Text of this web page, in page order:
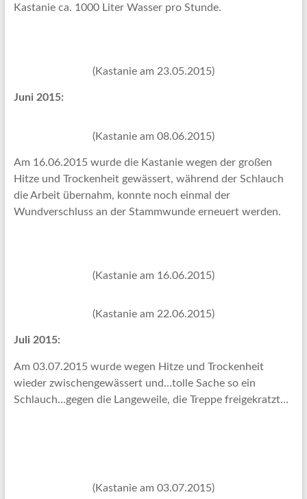
Kastanie ca. 1000 Liter Wasser pro Stunde.
(Kastanie am 23.05.2015)
Juni 2015:
(Kastanie am 08.06.2015)
Am 16.06.2015 wurde die Kastanie wegen der großen
Hitze und Trockenheit gewässert, während der Schlauch
die Arbeit übernahm, konnte noch einmal der
Wundverschluss an der Stammwunde erneuert werden.
(Kastanie am 16.06.2015)
(Kastanie am 22.06.2015)
Juli 2015:
Am 03.07.2015 wurde wegen Hitze und Trockenheit
wieder zwischengewässert und…tolle Sache so ein
Schlauch…gegen die Langeweile, die Treppe freigekratzt…
(Kastanie am 03.07.2015)